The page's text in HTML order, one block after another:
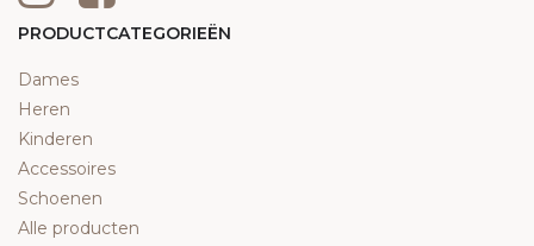
PRODUCTCATEGORIEËN
Dames
Heren
Kinderen
Accessoires
Schoenen
Alle producten